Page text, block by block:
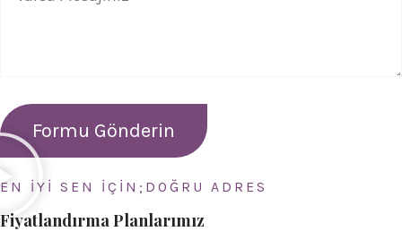
EN İYİ SEN İÇİN;DOĞRU ADRES
Fiyatlandırma Planlarımız